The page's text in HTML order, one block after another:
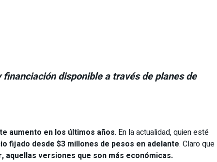
disponible a través de planes de
aumento en los últimos años. En la actualidad, quien esté
fijado desde $3 millones de pesos en adelante. Claro que
aquellas versiones que son más económicas.